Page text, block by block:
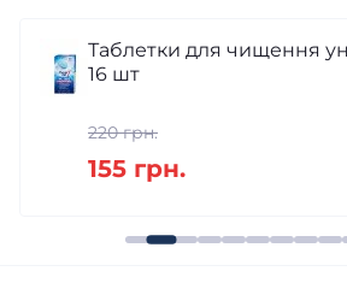
Таблетки для чищення
16 шт
220 грн.
155 грн.